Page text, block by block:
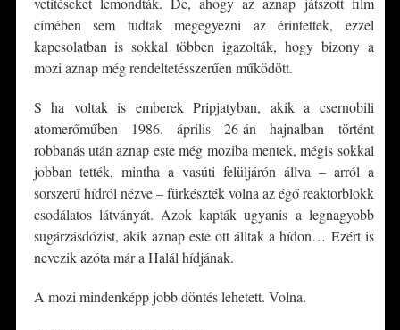
címében sem tudtak megegyezni az érintettek, ezzel
kapcsolatban is sokkal többen igazolták, hogy bizony a
mozi aznap még rendeltetésszerűen működött.
S ha voltak is emberek Pripjatyban, akik a csernobili
atomerőműben 1986. április 26-án hajnalban történt
robbanás után aznap este még moziba mentek, mégis sokkal
jobban tették, mintha a vasúti felüljárón állva – arról a
sorszerű hídról nézve – fürkészték volna az égő reaktorblokk
csodálatos látványát. Azok kapták ugyanis a legnagyobb
sugárzásdózist, akik aznap este ott álltak a hídon… Ezért is
nevezik azóta már a Halál hídjának.
A mozi mindenképp jobb döntés lehetett. Volna.